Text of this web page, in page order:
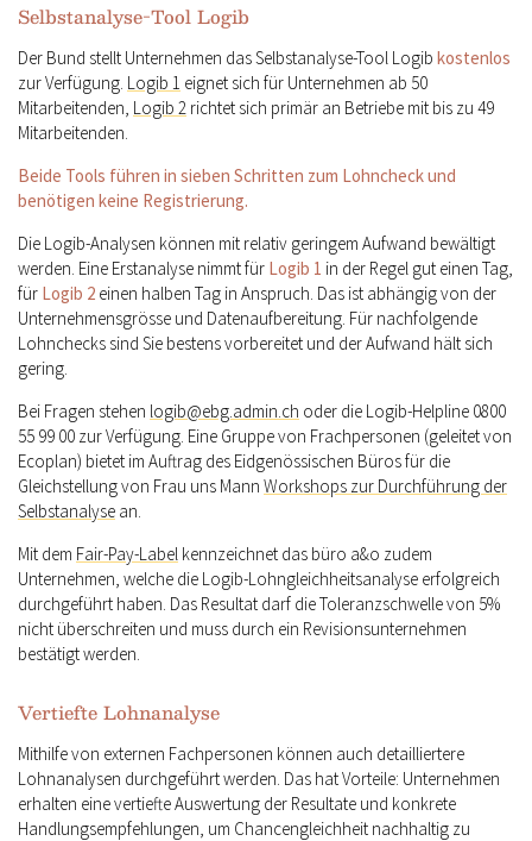
Selbstanalyse-Tool Logib
Der Bund stellt Unternehmen das Selbstanalyse-Tool Logib kostenlos
zur Verfügung. Logib 1 eignet sich für Unternehmen ab 50
Mitarbeitenden, Logib 2 richtet sich primär an Betriebe mit bis zu 49
Mitarbeitenden.
Beide Tools führen in sieben Schritten zum Lohncheck und
benötigen keine Registrierung.
Die Logib-Analysen können mit relativ geringem Aufwand bewältigt
werden. Eine Erstanalyse nimmt für Logib 1 in der Regel gut einen Tag,
für Logib 2 einen halben Tag in Anspruch. Das ist abhängig von der
Unternehmensgrösse und Datenaufbereitung. Für nachfolgende
Lohnchecks sind Sie bestens vorbereitet und der Aufwand hält sich
gering.
Bei Fragen stehen logib@ebg.admin.ch oder die Logib-Helpline 0800
55 99 00 zur Verfügung. Eine Gruppe von Frachpersonen (geleitet von
Ecoplan) bietet im Auftrag des Eidgenössischen Büros für die
Gleichstellung von Frau uns Mann Workshops zur Durchführung der
Selbstanalyse an.
Mit dem Fair-Pay-Label kennzeichnet das büro a&o zudem
Unternehmen, welche die Logib-Lohngleichheitsanalyse erfolgreich
durchgeführt haben. Das Resultat darf die Toleranzschwelle von 5%
nicht überschreiten und muss durch ein Revisionsunternehmen
bestätigt werden.
Vertiefte Lohnanalyse
Mithilfe von externen Fachpersonen können auch detailliertere
Lohnanalysen durchgeführt werden. Das hat Vorteile: Unternehmen
erhalten eine vertiefte Auswertung der Resultate und konkrete
Handlungsempfehlungen, um Chancengleichheit nachhaltig zu